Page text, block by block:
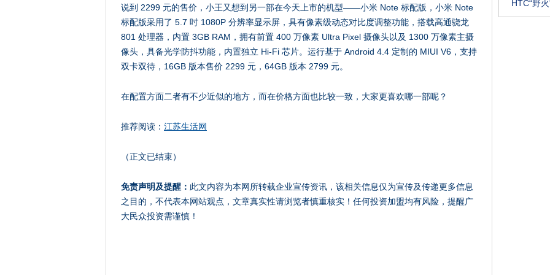
说到 2299 元的售价，小王又想到另一部在今天上市的机型——小米 Note 标配版，小米 Note
标配版采用了 5.7 吋 1080P 分辨率显示屏，具有像素级动态对比度调整功能，搭载高通骁龙
801 处理器，内置 3GB RAM，拥有前置 400 万像素 Ultra Pixel 摄像头以及 1300 万像素主摄
像头，具备光学防抖功能，内置独立 Hi-Fi 芯片。运行基于 Android 4.4 定制的 MIUI V6，支持
双卡双待，16GB 版本售价 2299 元，64GB 版本 2799 元。
在配置方面二者有不少近似的地方，而在价格方面也比较一致，大家更喜欢哪一部呢？
推荐阅读： 江苏生活网
（正文已结束）
免责声明及提醒： 此文内容为本网所转载企业宣传资讯，该相关信息仅为宣传及传递更多信息
之目的，不代表本网站观点，文章真实性请浏览者慎重核实！任何投资加盟均有风险，提醒广
大民众投资需谨慎！
HTC“野